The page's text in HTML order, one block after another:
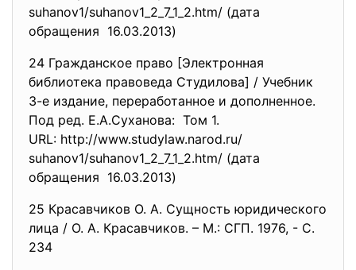
suhanov1/suhanov1_2_7_1_2.htm/ (дата
обращения 16.03.2013)
24 Гражданское право [Электронная
библиотека правоведа Студилова] / Учебник
3-е издание, переработанное и дополненное.
Под ред. Е.А.Суханова: Том 1.
URL: http://www.studylaw.narod.ru/
suhanov1/suhanov1_2_7_1_2.htm/ (дата
обращения 16.03.2013)
25 Красавчиков О. А. Сущность юридического
лица / О. А. Красавчиков. – М.: СГП. 1976, - С.
234